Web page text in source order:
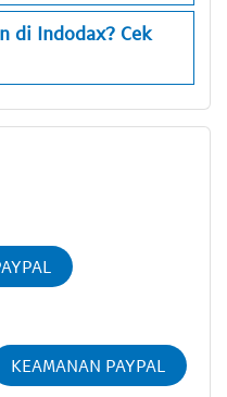
di Indodax? Cek
KEAMANAN PAYPAL